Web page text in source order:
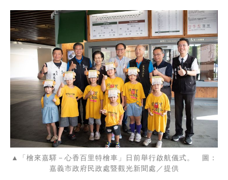
▲「檜來嘉驛－心香百里特檜車」日前舉行啟航儀式。 圖：
嘉義市政府民政處暨觀光新聞處／提供